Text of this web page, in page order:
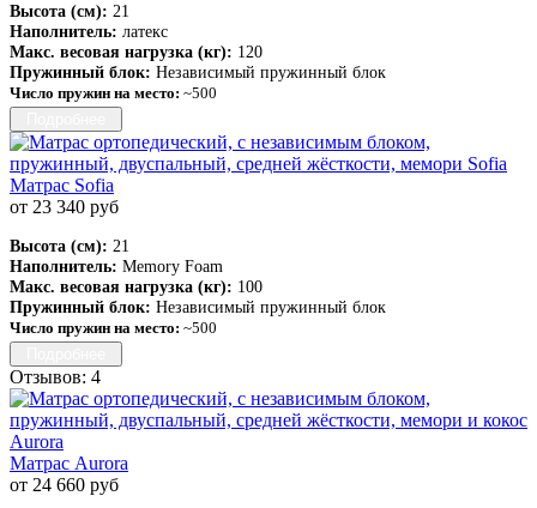
Высота (см): 21
Наполнитель: латекс
Макс. весовая нагрузка (кг): 120
Пружинный блок: Независимый пружинный блок
Число пружин на место: ~500
Матрас Sofia
от 23 340 руб
Высота (см): 21
Наполнитель: Memory Foam
Макс. весовая нагрузка (кг): 100
Пружинный блок: Независимый пружинный блок
Число пружин на место: ~500
Отзывов: 4
Матрас Aurora
от 24 660 руб